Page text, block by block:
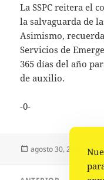
La SSPC reitera el
la salvaguarda de
Asimismo,
Servicios de
365 días del año
de auxilio.
-0-
Publicado
agosto 30, 2023